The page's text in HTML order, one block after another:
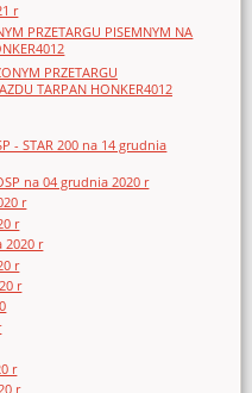
r
PRZETARGU PISEMNYM NA
PRZETARGU
TARPAN HONKER4012
- STAR 200 na 14 grudnia
na 04 grudnia 2020 r
r
r
2020 r
r
r
r
r